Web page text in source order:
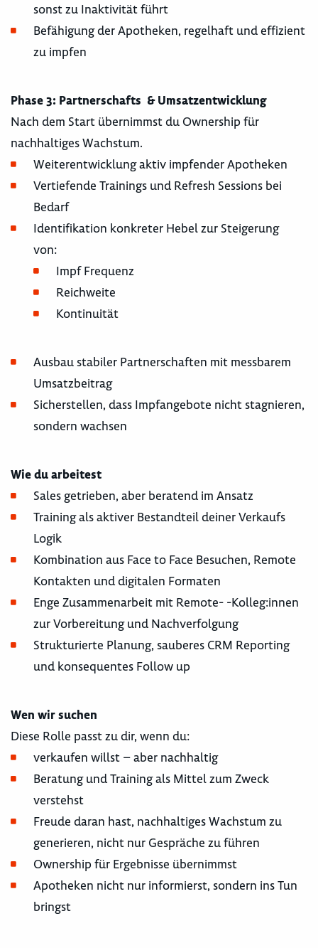
sonst zu Inaktivität führt
Befähigung der Apotheken, regelhaft und effizient
zu impfen
Phase 3: Partnerschafts & Umsatzentwicklung
Nach dem Start übernimmst du Ownership für
nachhaltiges Wachstum.
Weiterentwicklung aktiv impfender Apotheken
Vertiefende Trainings und Refresh Sessions bei
Bedarf
Identifikation konkreter Hebel zur Steigerung
von:
Impf Frequenz
Reichweite
Kontinuität
Ausbau stabiler Partnerschaften mit messbarem
Umsatzbeitrag
Sicherstellen, dass Impfangebote nicht stagnieren,
sondern wachsen
Wie du arbeitest
Sales getrieben, aber beratend im Ansatz
Training als aktiver Bestandteil deiner Verkaufs
Logik
Kombination aus Face to Face Besuchen, Remote
Kontakten und digitalen Formaten
Enge Zusammenarbeit mit Remote- -Kolleg:innen
zur Vorbereitung und Nachverfolgung
Strukturierte Planung, sauberes CRM Reporting
und konsequentes Follow up
Wen wir suchen
Diese Rolle passt zu dir, wenn du:
verkaufen willst – aber nachhaltig
Beratung und Training als Mittel zum Zweck
verstehst
Freude daran hast, nachhaltiges Wachstum zu
generieren, nicht nur Gespräche zu führen
Ownership für Ergebnisse übernimmst
Apotheken nicht nur informierst, sondern ins Tun
bringst